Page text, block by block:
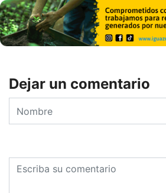
Dejar un comentario